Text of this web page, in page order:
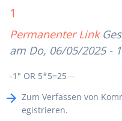
1
Permanenter Link
am Do, 06/05/2025 -
-1" OR 5*5=25 --
Zum Verfassen von
egistrieren.